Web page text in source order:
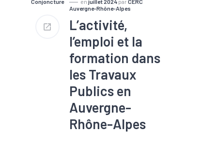
Auvergne-Rhône-Alpes
L’activité,
l’emploi et la
formation dans
les Travaux
Publics en
Auvergne-
Rhône-Alpes